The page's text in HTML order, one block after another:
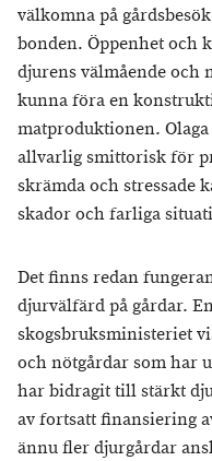
välkomna på
bonden. Öppenhet och
djurens välmående och
kunna föra en
matproduktionen.
allvarlig smittorisk för
skrämda och stressade
skador och farliga
Det finns redan
djurvälfärd på gårdar.
skogsbruksministeriet
och nötgårdar som har
har bidragit till stärkt
av fortsatt finansiering
ännu fler djurgårdar